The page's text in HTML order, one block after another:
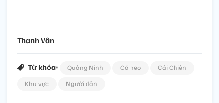
Thanh Vân
Từ khóa: Quảng Ninh Cá heo
Cái Chiên
Khu vực
Người dân